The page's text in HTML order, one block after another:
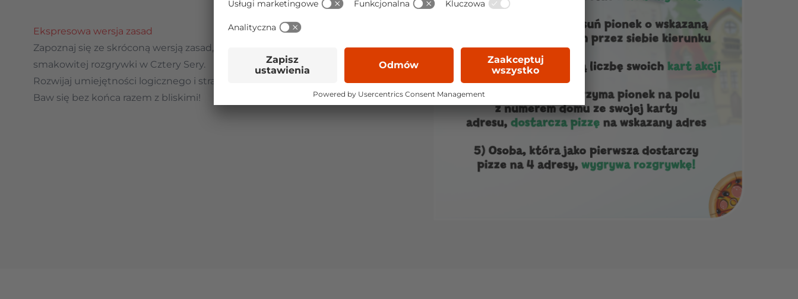
Ekspresowa wersja zasad
Zapoznaj się ze skróconą wersją zasad, która przybliży Ci przebieg
smakowitej rozgrywki w Cztery Sery.
Rozwijaj umiejętności logicznego i strategicznego myślenia.
Baw się bez końca razem z bliskimi!